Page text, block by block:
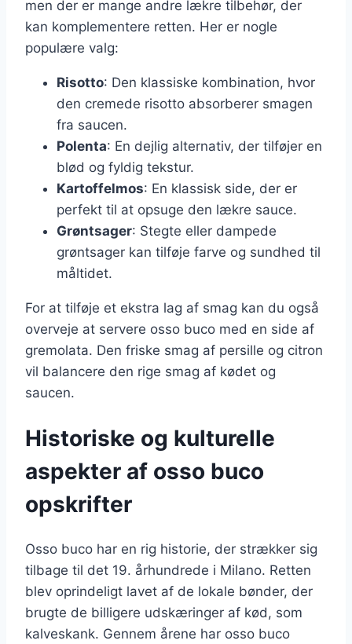
men der er mange andre lækre tilbehør, der
kan komplementere retten. Her er nogle
populære valg:
Risotto: Den klassiske kombination, hvor
den cremede risotto absorberer smagen
fra saucen.
Polenta: En dejlig alternativ, der tilføjer en
blød og fyldig tekstur.
Kartoffelmos: En klassisk side, der er
perfekt til at opsuge den lækre sauce.
Grøntsager: Stegte eller dampede
grøntsager kan tilføje farve og sundhed til
måltidet.
For at tilføje et ekstra lag af smag kan du også
overveje at servere osso buco med en side af
gremolata. Den friske smag af persille og citron
vil balancere den rige smag af kødet og
saucen.
Historiske og kulturelle
aspekter af osso buco
opskrifter
Osso buco har en rig historie, der strækker sig
tilbage til det 19. århundrede i Milano. Retten
blev oprindeligt lavet af de lokale bønder, der
brugte de billigere udskæringer af kød, som
kalveskank. Gennem årene har osso buco